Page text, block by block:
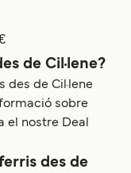
de Cil·lene?
des de Cil·lene
sobre
el nostre Deal
des de